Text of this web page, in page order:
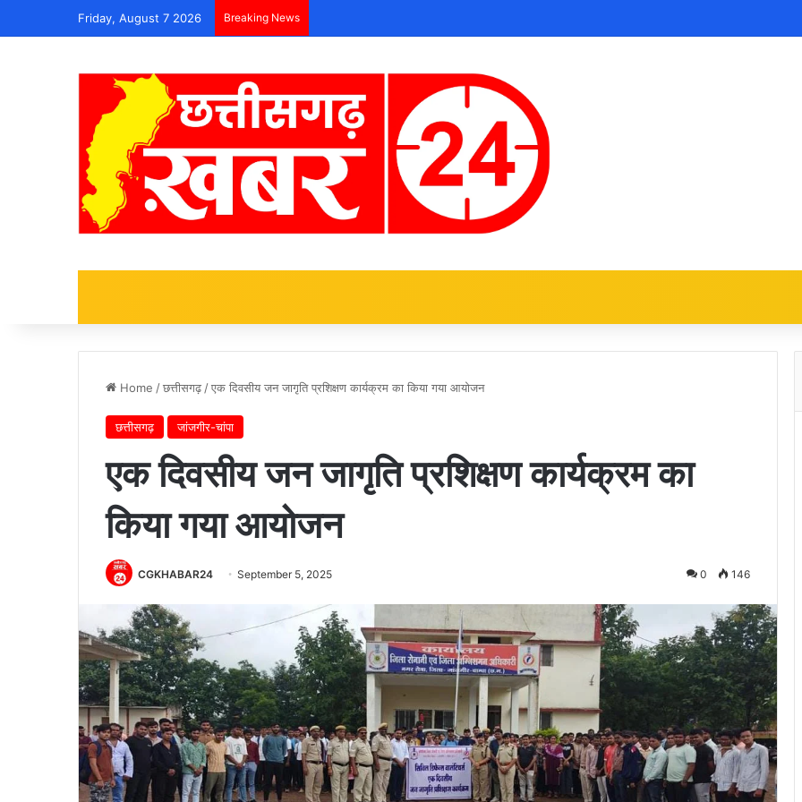
Friday, August 7 2026 Breaking News
Home /छत्तीसगढ़ /एक दिवसीय जन जागृति प्रशिक्षण कार्यक्रम का किया गया आयोजन
छत्तीसगढ़ जांजगीर-चांपा
एक दिवसीय जन जागृति प्रशिक्षण कार्यक्रम का
किया गया आयोजन
CGKHABAR24 September 5, 2025 0 146